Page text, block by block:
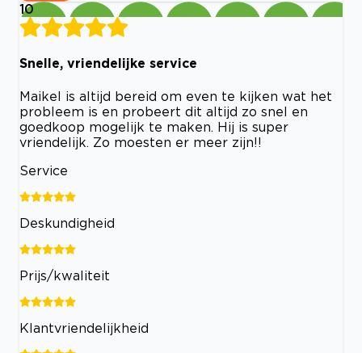
10
Snelle, vriendelijke service
Maikel is altijd bereid om even te kijken wat het
probleem is en probeert dit altijd zo snel en
goedkoop mogelijk te maken. Hij is super
vriendelijk. Zo moesten er meer zijn!!
Service
Deskundigheid
Prijs/kwaliteit
Klantvriendelijkheid